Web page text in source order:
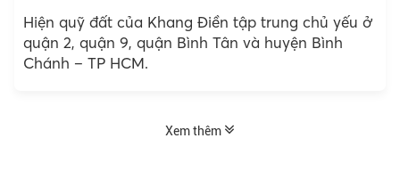
Hiện quỹ đất của Khang Điền tập trung chủ yếu ở
quận 2, quận 9, quận Bình Tân và huyện Bình
Chánh – TP HCM.
Xem thêm